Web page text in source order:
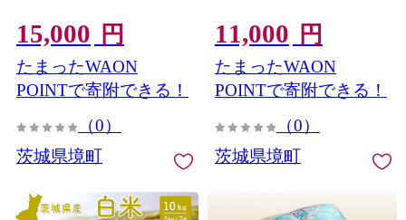
15,000 円
たまったWAON
POINTで寄附できる！
（0）
茨城県境町
11,000 円
たまったWAON
POINTで寄附できる！
（0）
茨城県境町